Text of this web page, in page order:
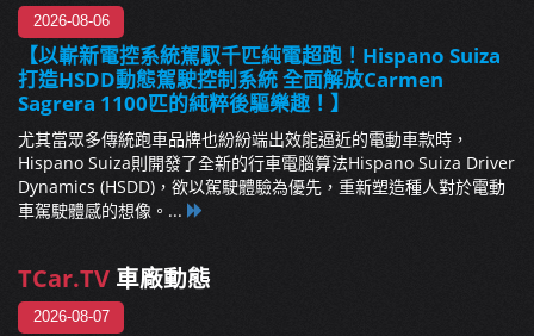
2026-08-06
【以嶄新電控系統駕馭千匹純電超跑！Hispano Suiza
打造HSDD動態駕駛控制系統 全面解放Carmen
Sagrera 1100匹的純粹後驅樂趣！】
尤其當眾多傳統跑車品牌也紛紛端出效能逼近的電動車款時，
Hispano Suiza則開發了全新的行車電腦算法Hispano Suiza Driver
Dynamics (HSDD)，欲以駕駛體驗為優先，重新塑造種人對於電動
車駕駛體感的想像。...
TCar.TV 車廠動態
2026-08-07